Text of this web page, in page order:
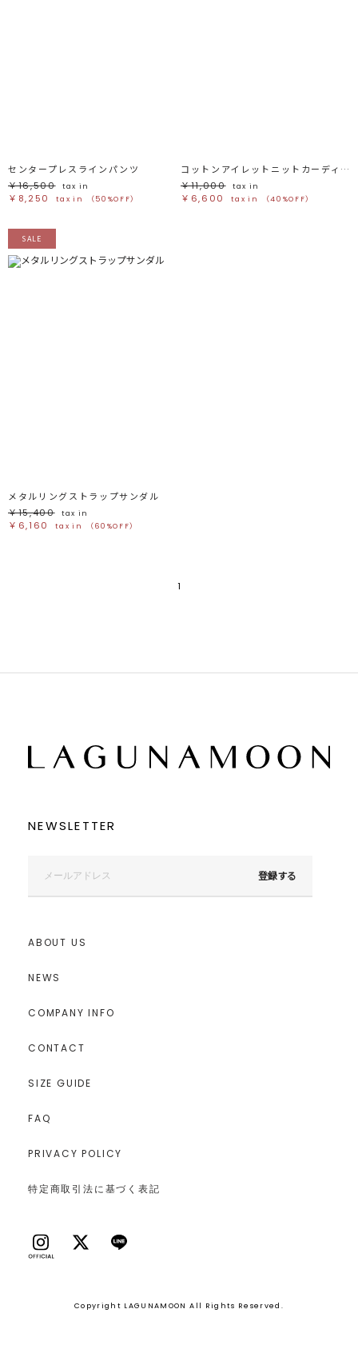
センタープレスラインパンツ
￥16,500
tax in
￥8,250 tax in （50%OFF）
コットンアイレットニットカーディガン
￥11,000
tax in
￥6,600 tax in （40%OFF）
SALE
メタルリングストラップサンダル
￥15,400
tax in
￥6,160 tax in （60%OFF）
1
NEWSLETTER
登録する
ABOUT US
NEWS
COMPANY INFO
CONTACT
SIZE GUIDE
FAQ
PRIVACY POLICY
特定商取引法に基づく表記
Copyright LAGUNAMOON All Rights Reserved.